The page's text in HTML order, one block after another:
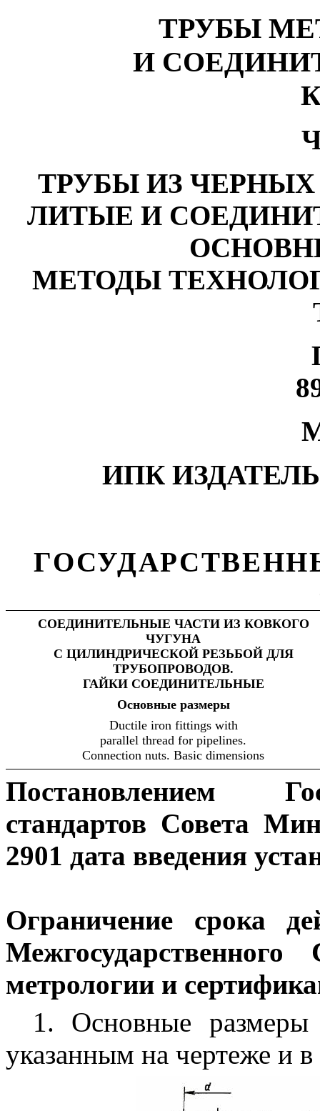
ТРУБЫ
И
ТРУБЫ ИЗ
ЛИТЫЕ И
МЕТОДЫ
ИПК
СОЕДИНИТЕЛЬНЫЕ ЧАСТИ ИЗ КОВКОГО
ЧУГУНА
С ЦИЛИНДРИЧЕСКОЙ РЕЗЬБОЙ ДЛЯ
ТРУБОПРОВОДОВ.
ГАЙКИ СОЕДИНИТЕЛЬНЫЕ
Основные размеры
Ductile iron fittings with
parallel thread for pipelines.
Connection nuts. Basic dimensions
Постановлением
стандартов Совета
2901 дата введения
Ограничение срока
метрологии и
1. Основные размеры
указанным на чертеже и в